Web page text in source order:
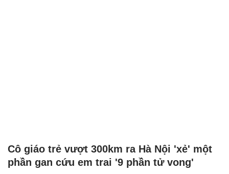
Cô giáo trẻ vượt 300km ra Hà Nội 'xẻ' một
phần gan cứu em trai '9 phần tử vong'